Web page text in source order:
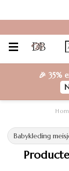
🎉 35%
Babykleding